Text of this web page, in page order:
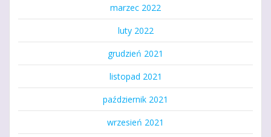
marzec 2022
luty 2022
grudzień 2021
listopad 2021
październik 2021
wrzesień 2021